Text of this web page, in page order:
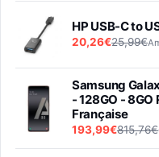
HP USB-C to
20,26€25,99€
Samsung
- 128GO - 8GO
Française
193,99€815,76€